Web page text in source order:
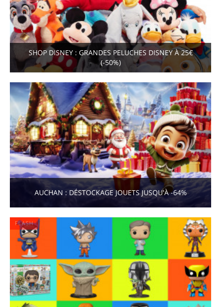
SHOP DISNEY : GRANDES PELUCHES DISNEY À 25€
(-50%)
AUCHAN : DÉSTOCKAGE JOUETS JUSQU'À -64%
FLASH